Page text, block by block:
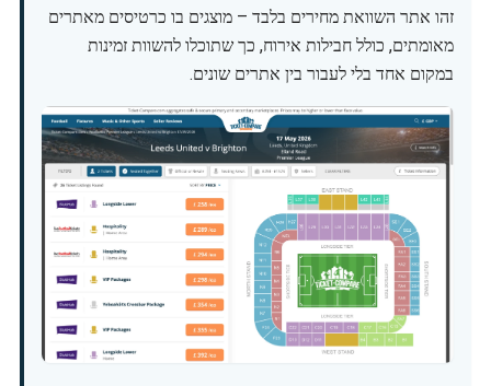
זהו אתר השוואת מחירים בלבד – מוצגים בו כרטיסים מאתרים
מאומתים, כולל חבילות אירוח, כך שתוכלו להשוות זמינות
במקום אחד בלי לעבור בין אתרים שונים.